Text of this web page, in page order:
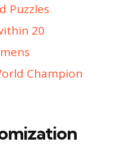
Puzzles
20
Champion